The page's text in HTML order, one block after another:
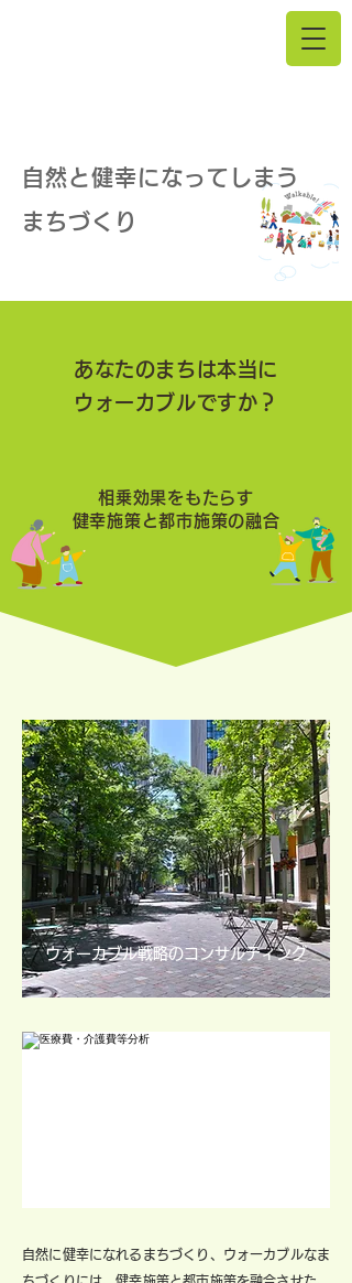
自然と健幸になってしまう
まちづくり
あなたのまちは本当に
ウォーカブルですか？
相乗効果をもたらす
健幸施策と都市施策の融合
ウォーカブル戦略のコンサルティング
自然に健幸になれるまちづくり、ウォーカブルなま